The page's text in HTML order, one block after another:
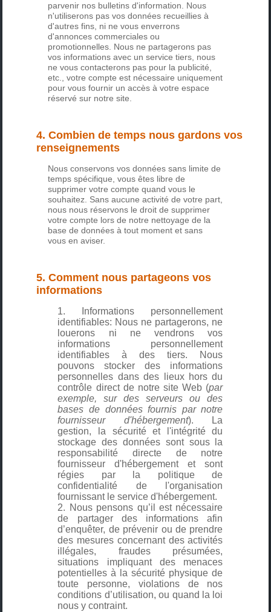
parvenir nos bulletins d'information. Nous
n'utiliserons pas vos données recueillies à
d'autres fins, ni ne vous enverrons
d'annonces commerciales ou
promotionnelles. Nous ne partagerons pas
vos informations avec un service tiers, nous
ne vous contacterons pas pour la publicité,
etc., votre compte est nécessaire uniquement
pour vous fournir un accès à votre espace
réservé sur notre site.
4. Combien de temps nous gardons vos
renseignements
Nous conservons vos données sans limite de
temps spécifique, vous êtes libre de
supprimer votre compte quand vous le
souhaitez. Sans aucune activité de votre part,
nous nous réservons le droit de supprimer
votre compte lors de notre nettoyage de la
base de données à tout moment et sans
vous en aviser.
5. Comment nous partageons vos
informations
Informations personnellement
identifiables: Nous ne partagerons, ne
louerons ni ne vendrons vos
informations personnellement
identifiables à des tiers. Nous
pouvons stocker des informations
personnelles dans des lieux hors du
contrôle direct de notre site Web (par
exemple, sur des serveurs ou des
bases de données fournis par notre
fournisseur d'hébergement). La
gestion, la sécurité et l'intégrité du
stockage des données sont sous la
responsabilité directe de notre
fournisseur d'hébergement et sont
régies par la politique de
confidentialité de l'organisation
fournissant le service d'hébergement.
Nous pensons qu’il est nécessaire
de partager des informations afin
d’enquêter, de prévenir ou de prendre
des mesures concernant des activités
illégales, fraudes présumées,
situations impliquant des menaces
potentielles à la sécurité physique de
toute personne, violations de nos
conditions d’utilisation, ou quand la loi
nous y contraint.